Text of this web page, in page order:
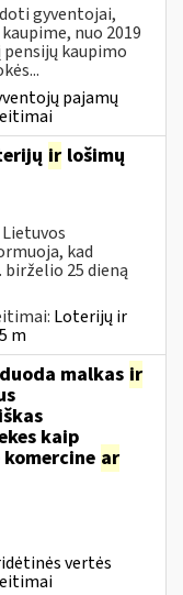
gyventojai,
nuo 2019
kaupimo
pajamų
ir lošimų
kad
birželio 25 dieną
Loterijų ir
m
malkas ir
kaip
ar
vertės